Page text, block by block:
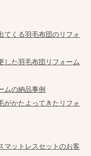
てくる羽毛布団のリフォ
した羽毛布団リフォーム
ムの納品事例
がかたよってきたリフォ
マットレスセットのお客